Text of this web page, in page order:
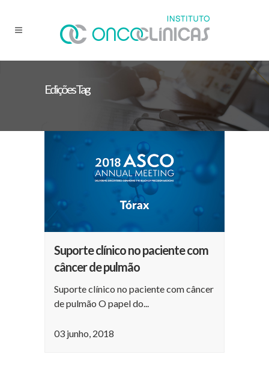
Edições Tag
Suporte clínico no paciente com
câncer de pulmão
Suporte clínico no paciente com câncer
de pulmão O papel do...
03 junho, 2018